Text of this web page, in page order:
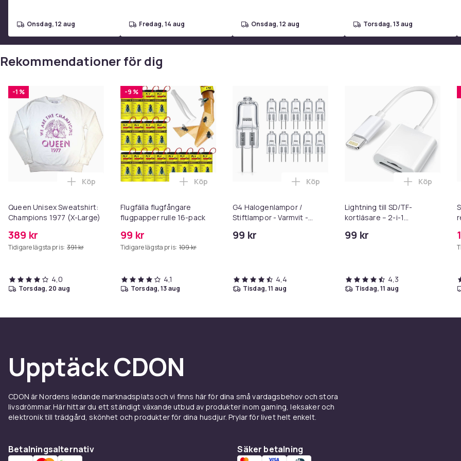
onsdag, 12 aug fredag, 14 aug onsdag, 12 aug torsdag, 13 aug
Rekommendationer för dig
-1 %
Queen Unisex Sweatshirt:
Champions 1977 (X-Large)
389 kr
Tidigare lägsta pris: 391 kr
Lägg till Queen Unisex Sweatshirt: Champions 1977 (X-Large) i varukorgen
Köp
4,0
torsdag, 20 aug
-9 %
Flugfälla flugfångare
flugpapper rulle 16-pack
99 kr
Tidigare lägsta pris: 109 kr
Lägg till Flugfälla flugfångare flugpapper rulle 16-pack i varukorgen
Köp
4,1
torsdag, 13 aug
G4 Halogenlampor /
Stiftlampor - Varmvit -
99 kr
Lägg till G4 Halogenlampor / Stiftlampor
Köp
4,4
tisdag, 11 aug
Lightning till SD/TF-
kortläsare – 2-i-1
iPhone/iPad
99 kr
Lägg till
Köp
4,3
tisdag, 11 aug
Upptäck CDON
CDON är Nordens ledande marknadsplats och vi finns här för dina små vardagsbehov och stora
livsdrömmar. Här hittar du ett ständigt växande utbud av produkter inom gaming, leksaker och
elektronik till trädgård, skönhet och produkter för dina husdjur. Prylar för livet helt enkelt.
Betalningsalternativ Säker betalning